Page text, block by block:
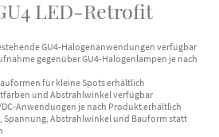
LED-Retrofit
GU4-Halogenanwendungen verfügbar
gegenüber GU4-Halogenlampen je nach
für kleine Spots erhältlich
und Abstrahlwinkel verfügbar
Anwendungen je nach Produkt erhältlich
Spannung, Abstrahlwinkel und Bauform statt